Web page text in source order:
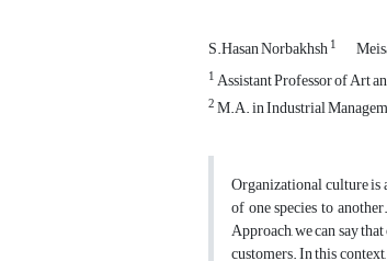
S.Hasan Norbakhsh1
1Assistant Professor of Art
2M.A. in Industrial
Organizational culture is
of one species to
Approach, we can say
customers. In this